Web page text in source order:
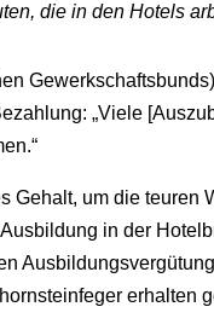
die in den Hotels
„Viele
Gehalt, um die
in der
erhalten